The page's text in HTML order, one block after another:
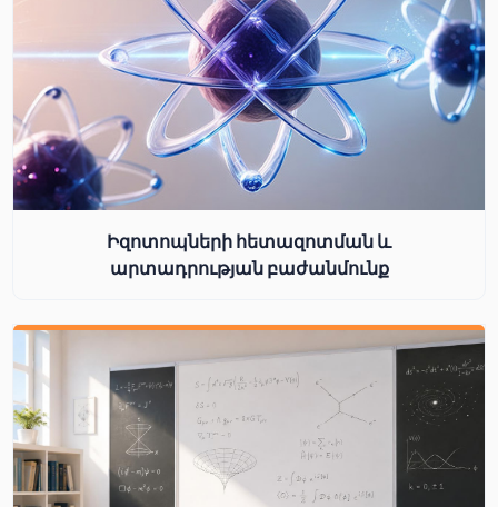
Իզոտոպների հետազոտման և
արտադրության բաժանմունք